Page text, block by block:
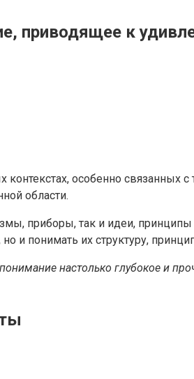
приводящее к
особенно связанных
области.
приборы, так и идеи,
и понимать их структуру,
настолько глубокое и